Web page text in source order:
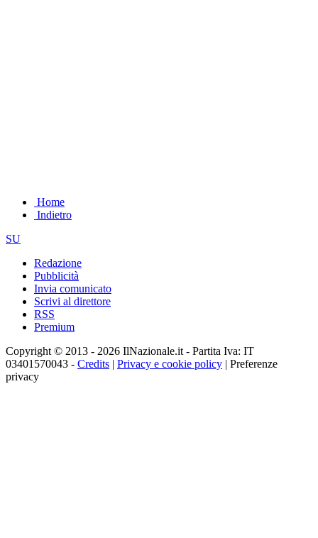
Home
Indietro
SU
Redazione
Pubblicità
Invia comunicato
Scrivi al direttore
RSS
Premium
Copyright © 2013 - 2026 IlNazionale.it - Partita Iva: IT
03401570043 - Credits | Privacy e cookie policy | Preferenze
privacy